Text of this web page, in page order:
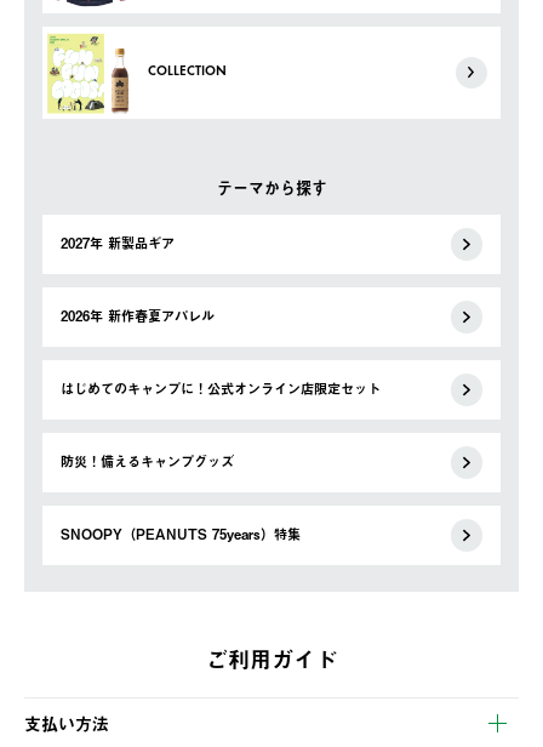
COLLECTION
テーマから探す
2027年 新製品ギア
2026年 新作春夏アパレル
はじめてのキャンプに！公式オンライン店限定セット
防災！備えるキャンプグッズ
SNOOPY（PEANUTS 75years）特集
ご利用ガイド
支払い方法